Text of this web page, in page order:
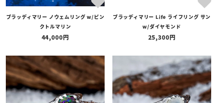
ブラッディマリー ノウェムリング w/ピン
クトルマリン
44,000
ブラッディマリー Life ライフリング サン
w/ダイヤモンド
25,300